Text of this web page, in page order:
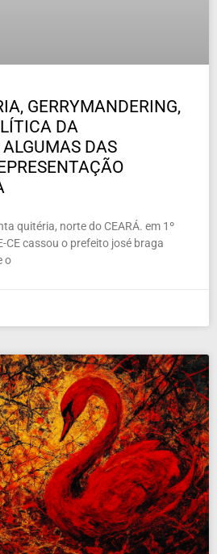
GERRYMANDERING,
DA
DAS
quitéria, norte do CEARÁ. em 1º
CE cassou o prefeito josé braga
o